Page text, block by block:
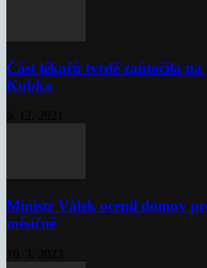
Část lékařů tvrdě zaútočila
Kubka
Ministr Válek ocenil domov
měsíčně